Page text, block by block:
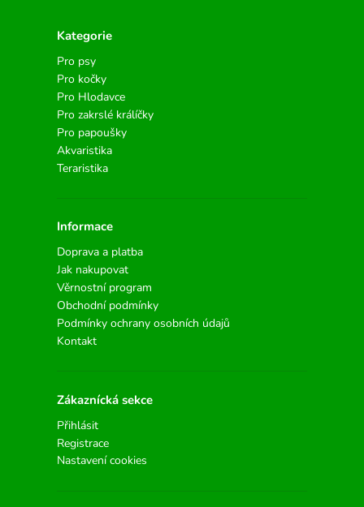
Kategorie
Pro psy
Pro kočky
Pro Hlodavce
Pro zakrslé králíčky
Pro papoušky
Akvaristika
Teraristika
Informace
Doprava a platba
Jak nakupovat
Věrnostní program
Obchodní podmínky
Podmínky ochrany osobních údajů
Kontakt
Zákaznícká sekce
Přihlásit
Registrace
Nastavení cookies